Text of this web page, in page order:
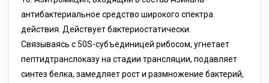
антибактериальное средство широкого спектра
действия. Действует бактериостатически.
Связываясь с 50S-субъединицей рибосом, угнетает
пептидтранслоказу на стадии трансляции, подавляет
синтез белка, замедляет рост и размножение бактерий,